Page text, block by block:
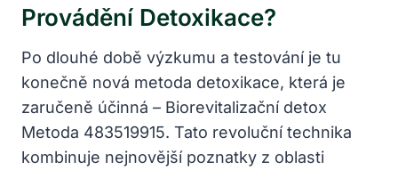
Provádění Detoxikace?
Po dlouhé době výzkumu a testování je tu
konečně nová metoda detoxikace, která je
zaručeně účinná – Biorevitalizační detox
Metoda 483519915. Tato revoluční technika
kombinuje nejnovější poznatky z oblasti